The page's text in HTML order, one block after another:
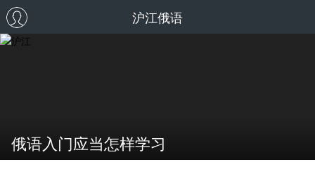
沪江俄语
俄语入门应当怎样学习